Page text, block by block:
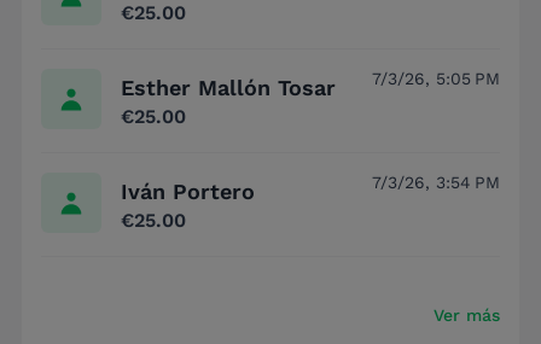
€25.00
Esther Mallón Tosar
€25.00
7/3/26, 5:05 PM
Iván Portero
€25.00
7/3/26, 3:54 PM
Ver más